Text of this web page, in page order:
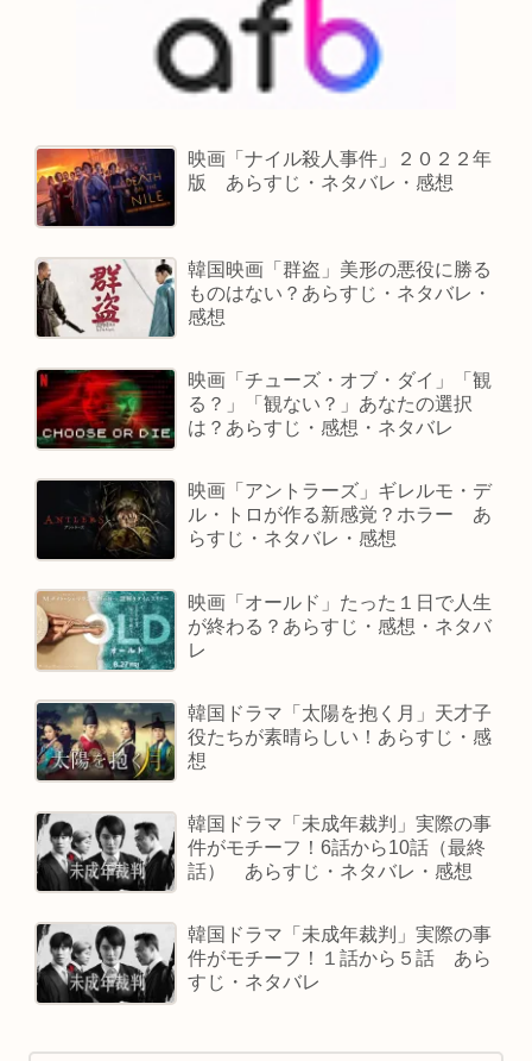
映画「ナイル殺人事件」２０２２年
版 あらすじ・ネタバレ・感想
韓国映画「群盗」美形の悪役に勝る
ものはない？あらすじ・ネタバレ・
感想
映画「チューズ・オブ・ダイ」「観
る？」「観ない？」あなたの選択
は？あらすじ・感想・ネタバレ
映画「アントラーズ」ギレルモ・デ
ル・トロが作る新感覚？ホラー あ
らすじ・ネタバレ・感想
映画「オールド」たった１日で人生
が終わる？あらすじ・感想・ネタバ
レ
韓国ドラマ「太陽を抱く月」天才子
役たちが素晴らしい！あらすじ・感
想
韓国ドラマ「未成年裁判」実際の事
件がモチーフ！6話から10話（最終
話） あらすじ・ネタバレ・感想
韓国ドラマ「未成年裁判」実際の事
件がモチーフ！１話から５話 あら
すじ・ネタバレ